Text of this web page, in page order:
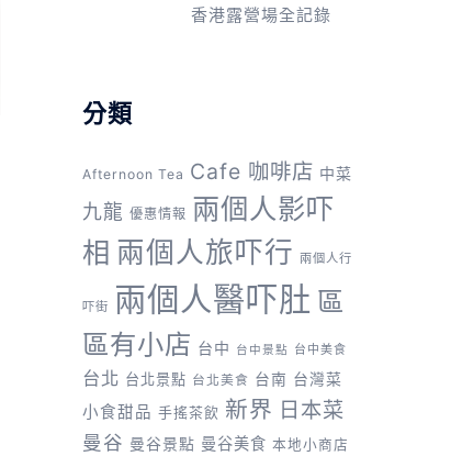
香港露營場全記錄
分類
Afternoon Tea Cafe 咖啡店 中菜
九龍 優惠情報 兩個人影吓
相 兩個人旅吓行 兩個人行
吓街 兩個人醫吓肚 區
區有小店 台中 台中景點 台中美食
台北 台北景點 台北美食 台南 台灣菜
小食甜品 手搖茶飲 新界 日本菜
曼谷 曼谷景點 曼谷美食 本地小商店